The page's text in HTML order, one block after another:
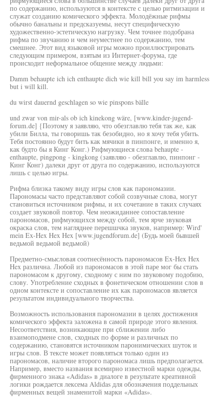
по содержанию, используются в контексте с целью ритмизации и
служат созданию комического эффекта. Молодёжные рифмы
обычно банальны и предсказуемы, несут специфическую
художественно-эстетическую нагрузку. Чем точнее подобрана
рифма по звучанию и чем неуместнее по содержанию, тем
смешнее. Этот вид языковой игры можно проиллюстрировать
следующим примером, взятым из Интернет-форума, где
происходит неформальное общение между людьми:
Damm behaupte ich ich enthaupte dich wie kill bill you say im harmless
but i will kill.
du wirst dauernd geschlagen so wie pinspons bälle
und zwar von mir-als ob ich kinekong wäre, [www.kinder-jugend-
forum.de] {Поэтому я заявляю, что обезглавлю тебя так же, как
убили Билла, ты говоришь так безобидно, но я хочу тебя убить.
Тебя постоянно будут бить как мячики в пинпонге, и именно я,
как будто бы я Кинг Конг.) Рифмующиеся слова behaupte -
enthaupte, pingpong - kingkong (заявляю - обезглавлю, пинпонг -
Кинг Конг) далеки друг от друга по содержанию, используются
лишь с целью игры.
Рифма близка такому виду игры слов как парономазии.
Парономасы часто представляют собой созвучные слова, могут
становиться источником рифмы, и их сочетание в таких случаях
создает звуковой повтор. Чем неожиданнее сопоставление
парономасов, рифмующихся между собой, тем ярче звуковая
окраска слов, тем нагляднее перешшчка звуков, например: Wird'
mein Ex-Hex Hex Hex [www.jugendforum.de] (Будь моей бывшей
ведьмой ведьмой ведьмой)
Предметно-смысловая соотнесённость парономасов Ex-Hex Hex
Hex различна. Любой из парономасов в этой паре мог бы стать
парономасом к другому, сходному с ним по звуковому подобию,
слову. Употребление сходных в фонетическом отношении слов в
одном контексте и сопоставление их как парономасов является
результатом индивидуального творчества.
Возможность использования парономазии в целях достижения
комического эффекта заложена в самой природе этого явления.
Несоответствия, возникающие при сближении либо
взаимоподмене слов, сходных по форме и различных по
содержанию, становятся источником паронимических шуток и
игры слов. В тексте может появляться только один из
парономасов, наличие второго парономаса лишь предполагается.
Например, вместо названия всемирно известной марки одежды,
фирменного знака «Adidas» в диалоге в результате креативной
логики рождается лексема Aldidas для обозначения поддельных
фирменных вещей знаменитой марки «Adidas».